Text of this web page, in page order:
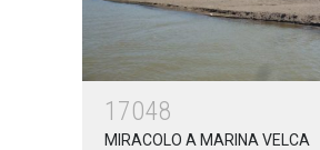
17048
MIRACOLO A MARINA VELCA